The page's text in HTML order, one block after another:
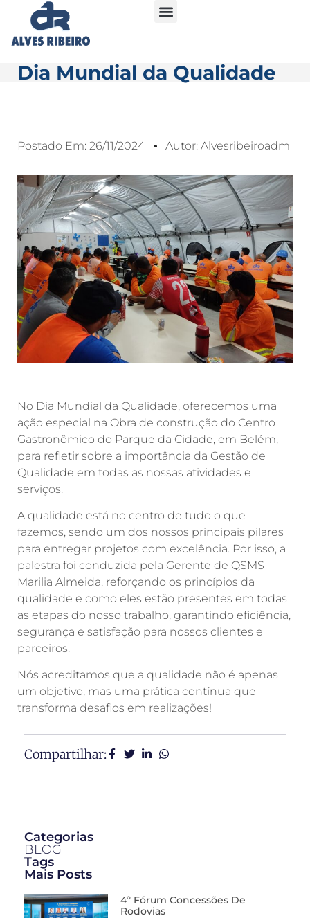
Dia Mundial da Qualidade
Postado Em: 26/11/2024 Autor: Alvesribeiroadm
No Dia Mundial da Qualidade, oferecemos uma
ação especial na Obra de construção do Centro
Gastronômico do Parque da Cidade, em Belém,
para refletir sobre a importância da Gestão de
Qualidade em todas as nossas atividades e
serviços.
A qualidade está no centro de tudo o que
fazemos, sendo um dos nossos principais pilares
para entregar projetos com excelência. Por isso, a
palestra foi conduzida pela Gerente de QSMS
Marilia Almeida, reforçando os princípios da
qualidade e como eles estão presentes em todas
as etapas do nosso trabalho, garantindo eficiência,
segurança e satisfação para nossos clientes e
parceiros.
Nós acreditamos que a qualidade não é apenas
um objetivo, mas uma prática contínua que
transforma desafios em realizações!
Compartilhar:
Categorias
BLOG
Tags
Mais Posts
4º Fórum Concessões De
Rodovias